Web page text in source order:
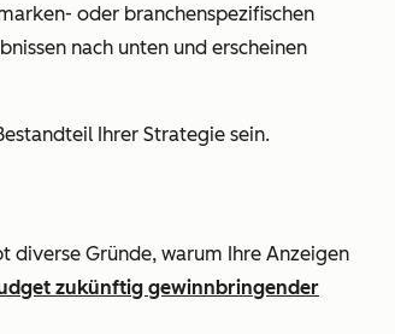
oder branchenspezifischen
nach unten und erscheinen
Ihrer Strategie sein.
diverse Gründe, warum Ihre Anzeigen
zukünftig gewinnbringender